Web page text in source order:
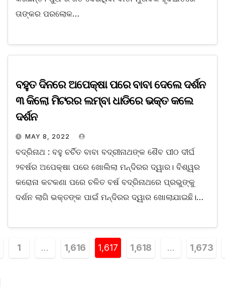
ତାଙ୍କର ପରଲୋକ…
ବହୁତ ଦିନରେ ଅପେକ୍ଷା ପରେ ବାବା ଦେଲେ ଦର୍ଶନ
୩ କିଲୋ ମିଟରର ଲମ୍ବା ଧାଡିରେ ଭକ୍ତ କଲେ
ଦର୍ଶନ
MAY 8, 2022
ବଦ୍ରିନାଥ : ବହୁ ଚର୍ଚିତ ବାବା ବଦ୍ରୀନାଥଙ୍କ ଶୈବ ପୀଠ ଦୀର୍ଘ
୨ବର୍ଷର ଅପେକ୍ଷା ପରେ ଖୋଲିଲା ମନ୍ଦିରର ଦ୍ୱାର। ବିଶ୍ୱର
କରୋନା କଟକଣା ପରେ ଚଳିତ ବର୍ଷ ବଦ୍ରିନାଥରେ ପ୍ରଭୁଙ୍କୁ
ଦର୍ଶନ ଲାଗି ଭକ୍ତଙ୍କ ପାଇଁ ମନ୍ଦିରର ଦ୍ୱାର ଖୋଲାଯାଇଛି।…
1 … 1,616 1,617 1,618 … 1,673